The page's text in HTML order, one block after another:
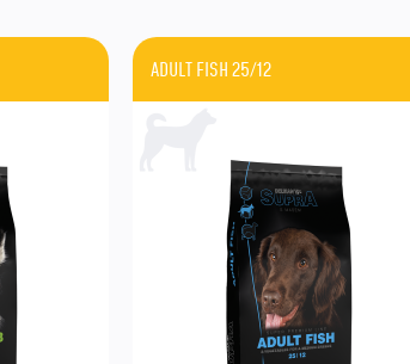
ADULT FISH 25/12